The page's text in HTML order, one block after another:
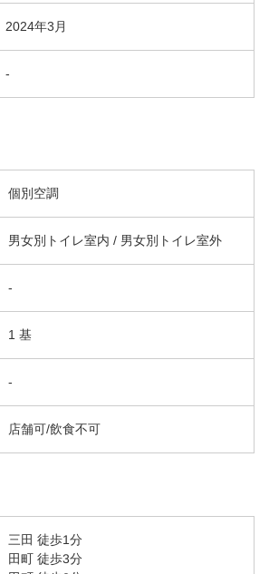
2024年3月
-
個別空調
男女別トイレ室内 / 男女別トイレ室外
-
1 基
-
店舗可/飲食不可
三田 徒歩1分
田町 徒歩3分